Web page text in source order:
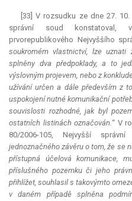
[33] V rozsudku ze dne 27.
správní soud konstatoval,
prvorepublikového Nejvyššího
soukromém vlastnictví, lze
splněny dva předpoklady, a to
výslovným projevem, nebo z
užívání určen a dále především z
uspokojení nutné komunikační
souvislosti rozhodné, jak byl
ostatních listinách označován.“ V
80/2006-105, Nejvyšší
jednoznačného závěru o tom, že se
přístupná účelová komunikace,
příslušného pozemku či jeho
přihlížet, souhlasil s takovýmto
v daném případě splněna